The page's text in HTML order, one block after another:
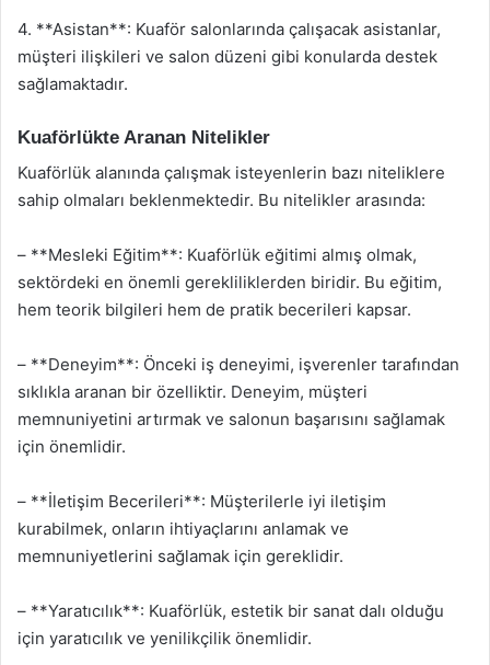
4. **Asistan**: Kuaför salonlarında çalışacak asistanlar,
müşteri ilişkileri ve salon düzeni gibi konularda destek
sağlamaktadır.
Kuaförlükte Aranan Nitelikler
Kuaförlük alanında çalışmak isteyenlerin bazı niteliklere
sahip olmaları beklenmektedir. Bu nitelikler arasında:
– **Mesleki Eğitim**: Kuaförlük eğitimi almış olmak,
sektördeki en önemli gerekliliklerden biridir. Bu eğitim,
hem teorik bilgileri hem de pratik becerileri kapsar.
– **Deneyim**: Önceki iş deneyimi, işverenler tarafından
sıklıkla aranan bir özelliktir. Deneyim, müşteri
memnuniyetini artırmak ve salonun başarısını sağlamak
için önemlidir.
– **İletişim Becerileri**: Müşterilerle iyi iletişim
kurabilmek, onların ihtiyaçlarını anlamak ve
memnuniyetlerini sağlamak için gereklidir.
– **Yaratıcılık**: Kuaförlük, estetik bir sanat dalı olduğu
için yaratıcılık ve yenilikçilik önemlidir.